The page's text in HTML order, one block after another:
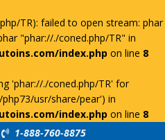
TR): failed to open stream: phar
"phar://./coned.php/TR" in
index.php on line 8
'phar://./coned.php/TR' for
usr/share/pear') in
index.php on line 8
1-888-760-8875